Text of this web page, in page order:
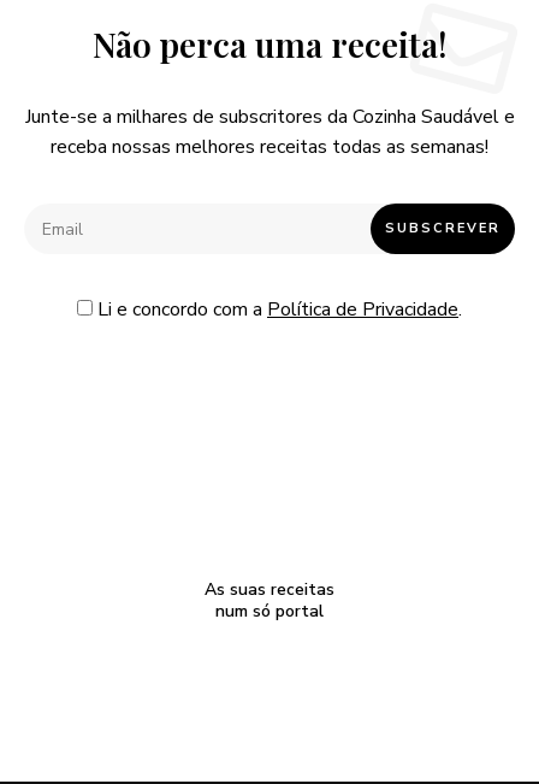
Não perca uma receita!
Junte-se a milhares de subscritores da Cozinha Saudável e
receba nossas melhores receitas todas as semanas!
Li e concordo com a Política de Privacidade.
As suas receitas
num só portal